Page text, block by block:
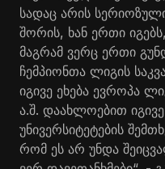
სადაც არის
შორის, ხან ერთი
მაგრამ ვერც ერთი
ჩემპიონთა ლიგის
იგივე ეხება ევროპა
ა.შ. დაახლოებით
უნივერსიტეტების
რომ ეს არ უნდა